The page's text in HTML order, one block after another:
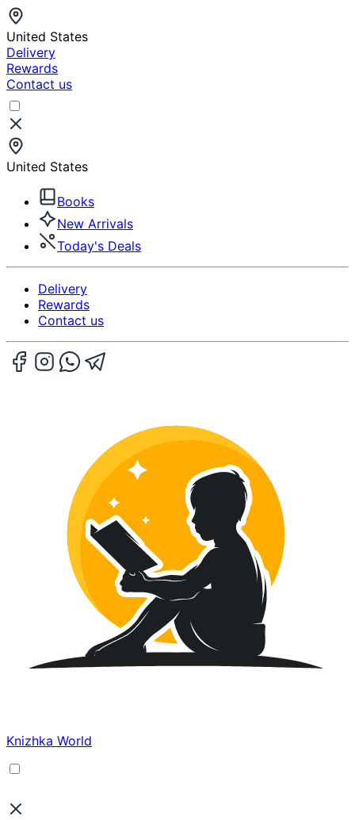
United States
Delivery
Rewards
Contact us
United States
Books
New Arrivals
Today's Deals
Delivery
Rewards
Contact us
Knizhka World